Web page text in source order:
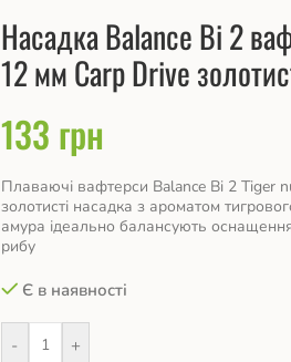
Насадка Balance Bi 2
12 мм Carp Drive
133 грн
Плаваючі вафтерси Balance Bi 2 Tiger
золотисті насадка з ароматом
амура ідеально балансують
рибу
Є в наявності
- +